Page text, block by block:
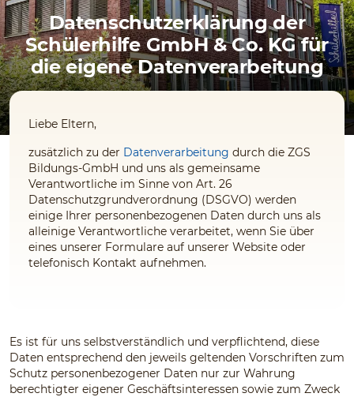
Datenschutzerklärung der
Schülerhilfe GmbH & Co. KG für
die eigene Datenverarbeitung
Liebe Eltern,
zusätzlich zu der Datenverarbeitung durch die ZGS
Bildungs-GmbH und uns als gemeinsame
Verantwortliche im Sinne von Art. 26
Datenschutzgrundverordnung (DSGVO) werden
einige Ihrer personenbezogenen Daten durch uns als
alleinige Verantwortliche verarbeitet, wenn Sie über
eines unserer Formulare auf unserer Website oder
telefonisch Kontakt aufnehmen.
Es ist für uns selbstverständlich und verpflichtend, diese
Daten entsprechend den jeweils geltenden Vorschriften zum
Schutz personenbezogener Daten nur zur Wahrung
berechtigter eigener Geschäftsinteressen sowie zum Zweck